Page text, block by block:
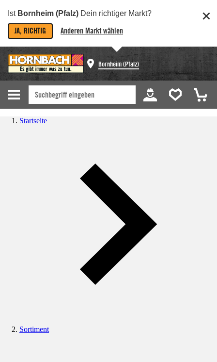
Ist Bornheim (Pfalz) Dein richtiger Markt?
JA, RICHTIG Anderen Markt wählen
Bornheim (Pfalz)
Startseite
Sortiment